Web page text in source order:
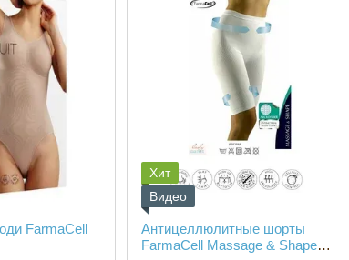
FarmaCell
Хит
Видео
Антицеллюлитные шорты
FarmaCell Massage & Shape